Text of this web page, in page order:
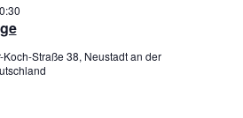
h
e
Koch-Straße 38, Neustadt an der